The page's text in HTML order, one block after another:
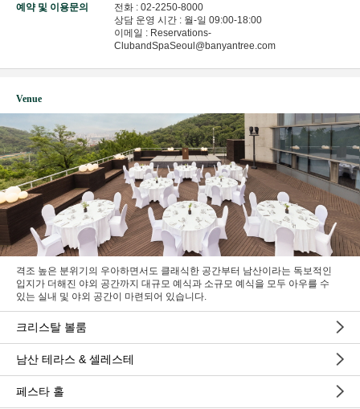
예약 및 이용문의
전화 : 02-2250-8000
상담 운영 시간 : 월-일 09:00-18:00
이메일 : Reservations-
ClubandSpaSeoul@banyantree.com
Venue
격조 높은 분위기의 우아하면서도 클래식한 공간부터 남산이라는 독보적인
입지가 더해진 야외 공간까지 대규모 예식과 소규모 예식을 모두 아우를 수
있는 실내 및 야외 공간이 마련되어 있습니다.
크리스탈 볼룸
남산 테라스 & 셀레스테
페스타 홀